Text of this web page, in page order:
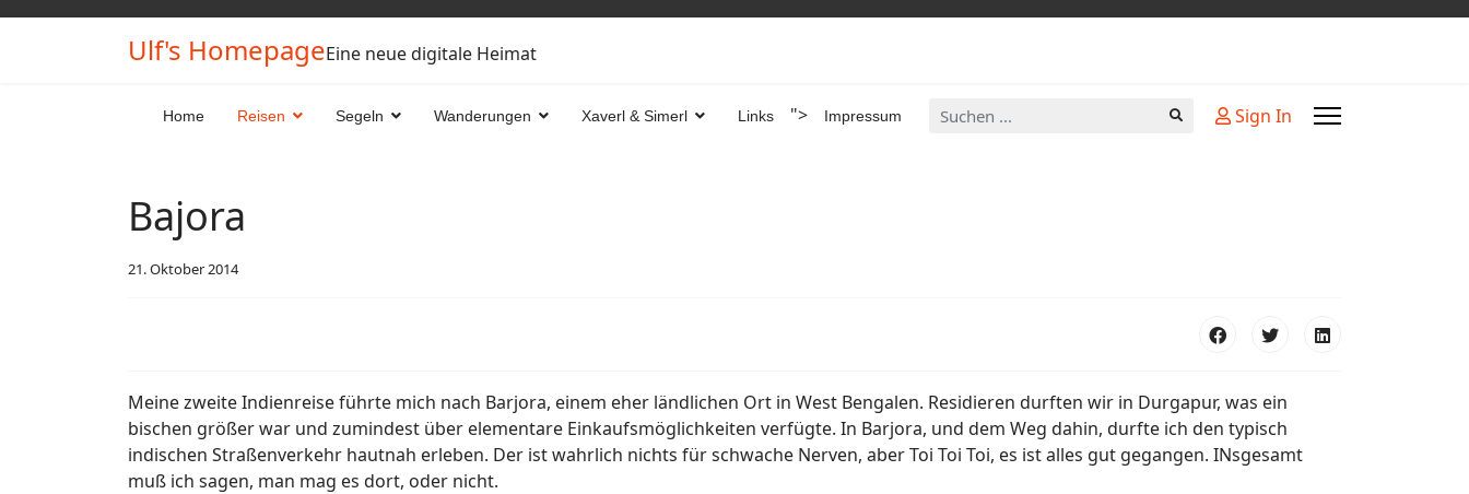
Ulf's HomepageEine neue digitale Heimat
Home Reisen Segeln Wanderungen Xaverl & Simerl Links "> Impressum
Suchen
Sign In
Bajora
21. Oktober 2014
Meine zweite Indienreise führte mich nach Barjora, einem eher ländlichen Ort in West Bengalen. Residieren durften wir in Durgapur, was ein
bischen größer war und zumindest über elementare Einkaufsmöglichkeiten verfügte. In Barjora, und dem Weg dahin, durfte ich den typisch
indischen Straßenverkehr hautnah erleben. Der ist wahrlich nichts für schwache Nerven, aber Toi Toi Toi, es ist alles gut gegangen. INsgesamt
muß ich sagen, man mag es dort, oder nicht.